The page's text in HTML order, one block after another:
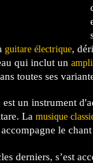
guitare électrique,
qui inclut un
toutes ses
un instrument
La musique
le
derniers, s’est